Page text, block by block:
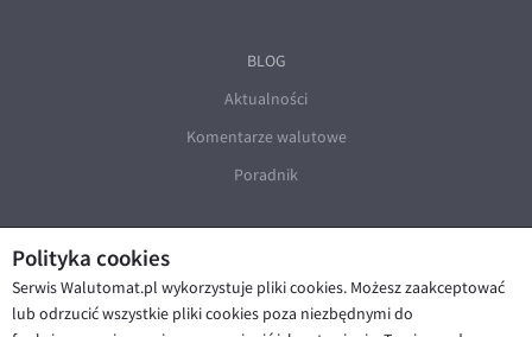
Polityka cookies
Serwis Walutomat.pl wykorzystuje pliki cookies. Możesz zaakceptować
lub odrzucić wszystkie pliki cookies poza niezbędnymi do
BLOG
Aktualności
Komentarze walutowe
Poradnik